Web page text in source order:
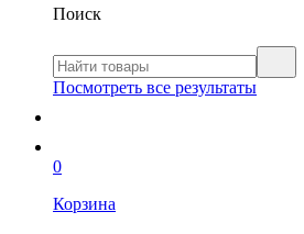
Поиск
Посмотреть все результаты
0
Корзина